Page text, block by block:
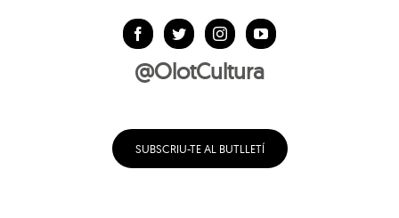
@OlotCultura
SUBSCRIU-TE AL BUTLLETÍ